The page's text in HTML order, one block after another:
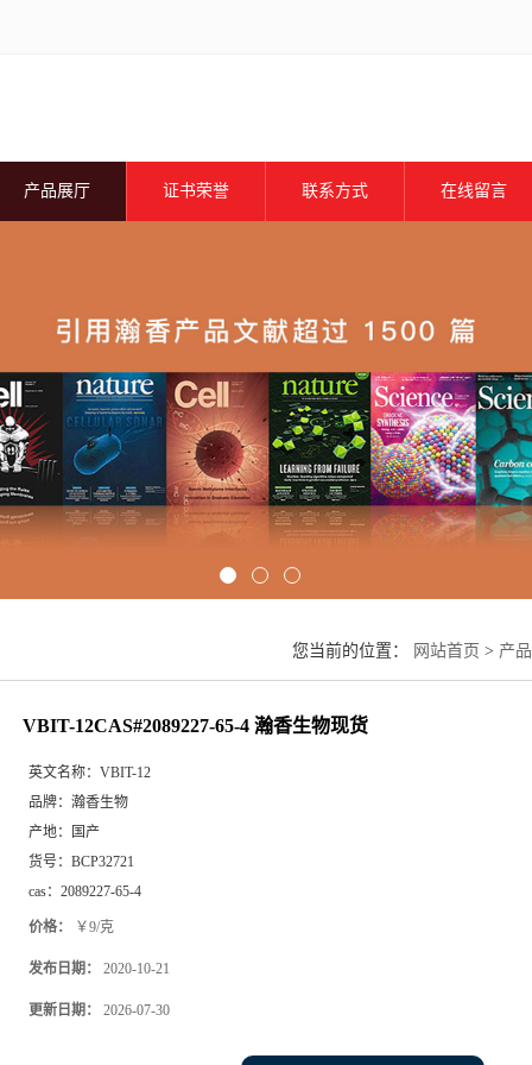
产品展厅 证书荣誉 联系方式 在线留言
您当前的位置： 网站首页 > 产
VBIT-12CAS#2089227-65-4 瀚香生物现货
英文名称： VBIT-12
品牌： 瀚香生物
产地：
国产
货号： BCP32721
cas： 2089227-65-4
价格： ￥9/克
发布日期： 2020-10-21
更新日期： 2026-07-30